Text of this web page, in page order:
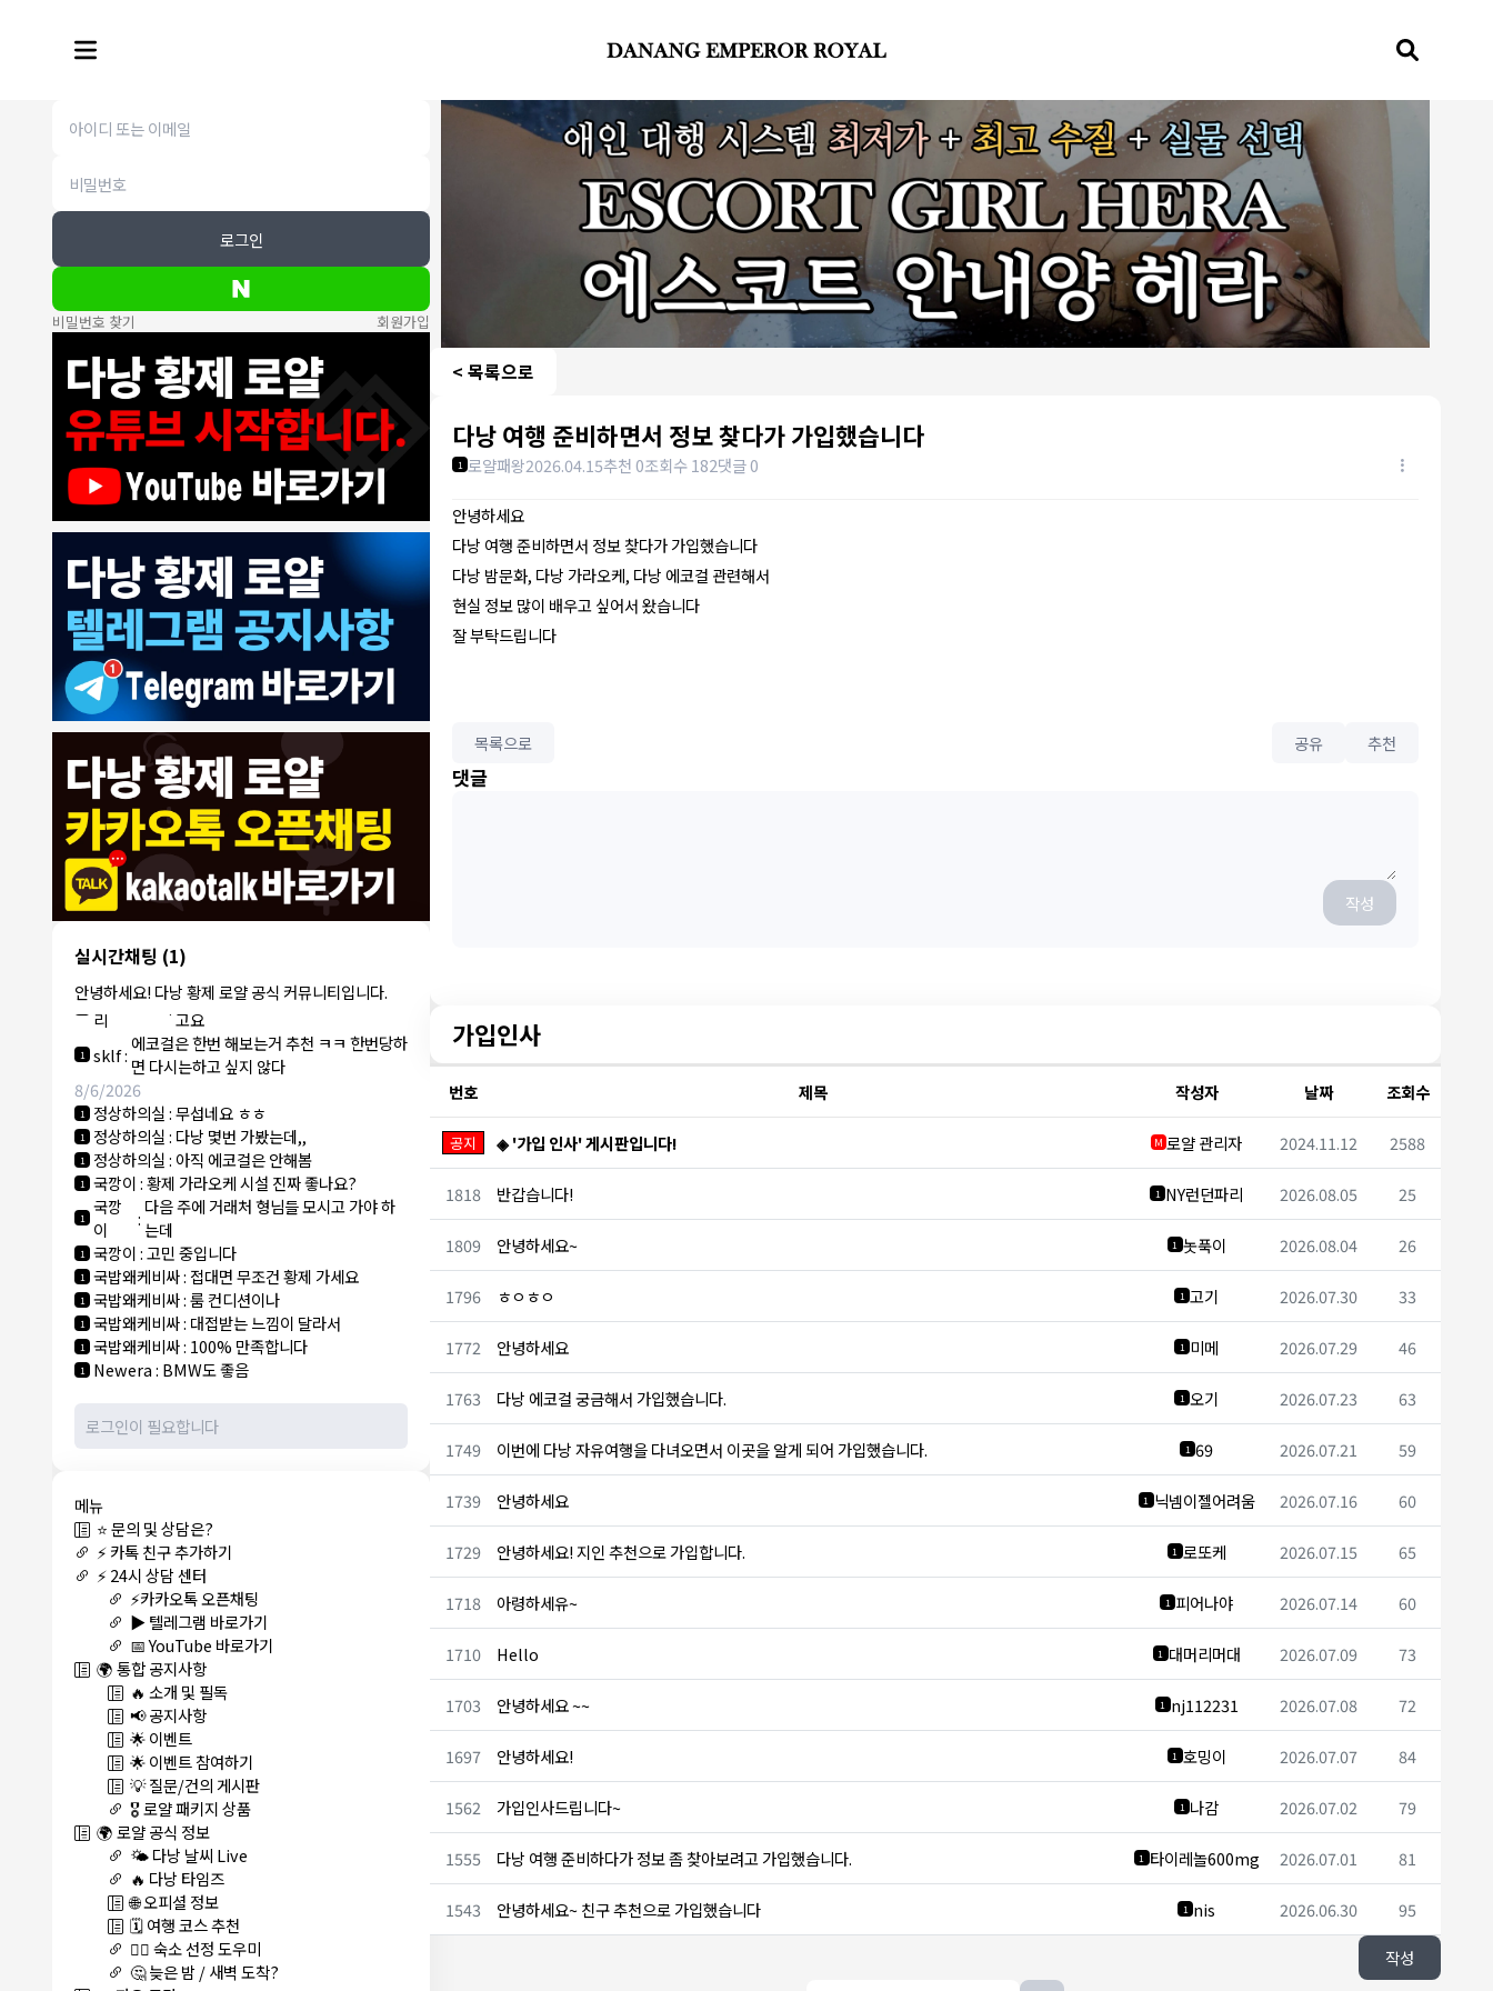
로그인
비밀번호 찾기 회원가입
실시간채팅 (1)
안녕하세요! 다낭 황제 로얄 공식 커뮤니티입니다.
8/4/2026
1 모기한테물림:여기도 문의해보면 바로 알려줌
1 모기한테물림 정찰가보다 쌀수 없음
1 결혼안해:ㄹㅇ 팩트 ㅋㅋㅋㅋ
1 결혼안해:ㄹㅇ 팩트 ㅋㅋㅋㅋ
8/5/2026
1
NY런던파
리
:다낭 에코걸 여기서 예약 가능한가
요?
1 3군:에코걸 좀 조심 하는게 좋음
NY런던파리 :저도 많이 들었습니다 ㅋㅋ
NY런던파
리
:에코걸 하는 놈들 있으면 다 조지려
고요
1 sklf: 에코걸은 한번 해보는거 추천 ㅋㅋ 한번당하
면 다시는하고 싶지 않다
8/6/2026
1 정상하의실:무섭네요 ㅎㅎ
1 정상하의실: 다낭 몇번 가봤는데,,
1 정상하의실: 아직 에코걸은 안해봄
1 국깡이:황제 가라오케 시설 진짜 좋나요?
1
국깡
이
: 다음 주에 거래처 형님들 모시고 가야 하
는데
1 국깡이:고민 중입니다
1 국밥왜케비싸: 접대면 무조건 황제 가세요
1 국밥왜케비싸:룸 컨디션이나
1 국밥왜케비싸: 대접받는 느낌이 달라서
1 국밥왜케비싸: 100% 만족합니다
1 Newera: BMW도 좋음
메뉴
⭐ 문의 및 상담은?
⚡ 카톡 친구 추가하기
⚡ 24시 상담 센터
⚡카카오톡 오픈채팅
▶️ 텔레그램 바로가기
📅 YouTube 바로가기
🌍 통합 공지사항
🔥 소개 및 필독
📢 공지사항
🌟 이벤트
🌟 이벤트 참여하기
💡 질문/건의 게시판
🎖️ 로얄 패키지 상품
🌍 로얄 공식 정보
🌤️ 다낭 날씨 Live
🔥 다낭 타임즈
🌐 오피셜 정보
🗓️ 여행 코스 추천
🏊‍♀️ 숙소 선정 도우미
🤔 늦은 밤 / 새벽 도착?
< 목록으로
다낭 여행 준비하면서 정보 찾다가 가입했습니다
1 로얄패왕2026.04.15추천 0조회수 182댓글 0
안녕하세요
다낭 여행 준비하면서 정보 찾다가 가입했습니다
다낭 밤문화, 다낭 가라오케, 다낭 에코걸 관련해서
현실 정보 많이 배우고 싶어서 왔습니다
잘 부탁드립니다
목록으로 공유 추천
댓글
작성
가입인사
번호 제목 작성자 날짜 조회수
공지 ◈ '가입 인사' 게시판입니다! M 로얄 관리자 2024.11.12 2588
1818 반갑습니다! 1 NY런던파리 2026.08.05 25
1809 안녕하세요~ 1 놋푹이 2026.08.04 26
1796 ㅎㅇㅎㅇ 1 고기 2026.07.30 33
1772 안녕하세요 1 미메 2026.07.29 46
1763 다낭 에코걸 궁금해서 가입했습니다. 1 오기 2026.07.23 63
1749 이번에 다낭 자유여행을 다녀오면서 이곳을 알게 되어 가입했습니다. 1 69 2026.07.21 59
1739 안녕하세요 1 닉넴이젤어려움 2026.07.16 60
1729 안녕하세요! 지인 추천으로 가입합니다. 1 로또케 2026.07.15 65
1718 아령하세유~ 1 피어나야 2026.07.14 60
1710 Hello 1 대머리머대 2026.07.09 73
1703 안녕하세요 ~~ 1 nj112231 2026.07.08 72
1697 안녕하세요! 1 호밍이 2026.07.07 84
1562 가입인사드립니다~ 1 나감 2026.07.02 79
1555 다낭 여행 준비하다가 정보 좀 찾아보려고 가입했습니다. 1 타이레놀600mg 2026.07.01 81
1543 안녕하세요~ 친구 추천으로 가입했습니다 1 nis 2026.06.30 95
작성